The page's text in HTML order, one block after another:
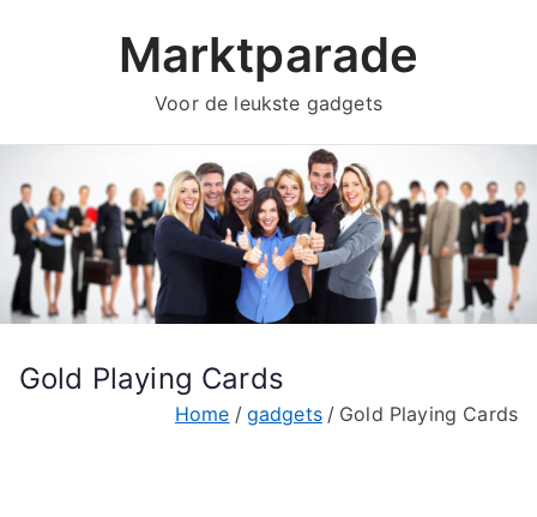
Marktparade
Voor de leukste gadgets
Gold Playing Cards
Home gadgets Gold Playing Cards